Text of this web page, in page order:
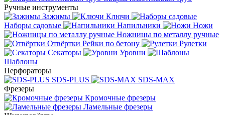
Ручные инструменты
Зажимы
Ключи
Наборы садовые
Напильники
Ножи
Ножницы по металлу ручные
Отвёртки Рейки по бетону
Рулетки
Секаторы
Уровни
Шаблоны
Перфораторы
SDS-PLUS
SDS-MAX
Фрезеры
Кромочные фрезеры
Ламельные фрезеры